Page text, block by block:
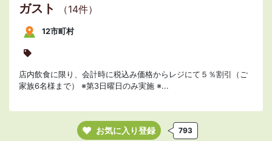
ガスト （14件）
12市町村
店内飲食に限り、会計時に税込み価格からレジにて５％割引（ご
家族6名様まで） ※第3日曜日のみ実施 ※...
お気に入り登録 793